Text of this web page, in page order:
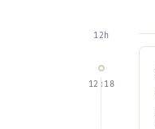
12h
12:18